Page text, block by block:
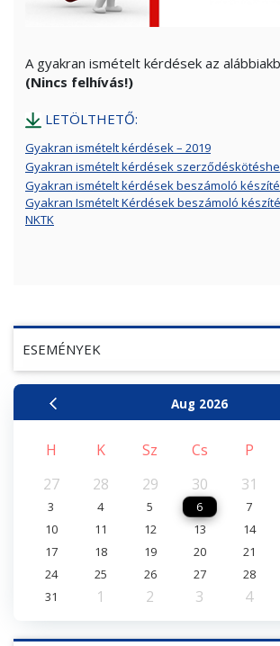
ESEMÉNYEK
Aug 2026
H K Sz Cs P
27
28 29 30 31
3
4 5 6 7
10
11 12 13 14
17
18 19 20 21
24
25 26 27 28
31
1 2 3 4
A gyakran ismételt kérdések az
(Nincs felhívás!)
LETÖLTHETŐ:
Gyakran ismételt kérdések – 2019
Gyakran ismételt kérdések
Gyakran ismételt kérdések beszámoló
Gyakran Ismételt Kérdések beszámoló
NKTK